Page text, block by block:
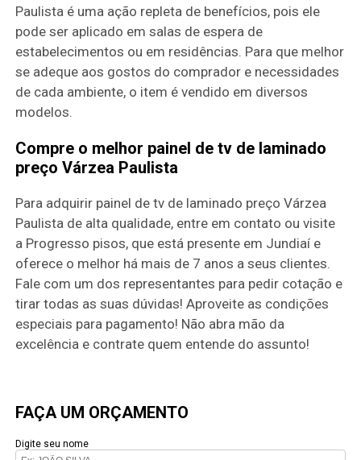
Paulista é uma ação repleta de benefícios, pois ele
pode ser aplicado em salas de espera de
estabelecimentos ou em residências. Para que melhor
se adeque aos gostos do comprador e necessidades
de cada ambiente, o item é vendido em diversos
modelos.
Compre o melhor painel de tv de laminado
preço Várzea Paulista
Para adquirir painel de tv de laminado preço Várzea
Paulista de alta qualidade, entre em contato ou visite
a Progresso pisos, que está presente em Jundiaí e
oferece o melhor há mais de 7 anos a seus clientes.
Fale com um dos representantes para pedir cotação e
tirar todas as suas dúvidas! Aproveite as condições
especiais para pagamento! Não abra mão da
excelência e contrate quem entende do assunto!
FAÇA UM ORÇAMENTO
Digite seu nome